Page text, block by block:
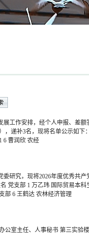
工作安排，经个人申报、差
，递补3名，现将名单公示如
6 曹润欣 农经
研究，现将2026年度优秀共
党支部 1 万乙玮 国际贸易本
部 6 王鹤达 农林经济管理
室主任、人事秘书 第三实验